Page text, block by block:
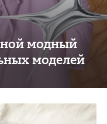
модный
моделей